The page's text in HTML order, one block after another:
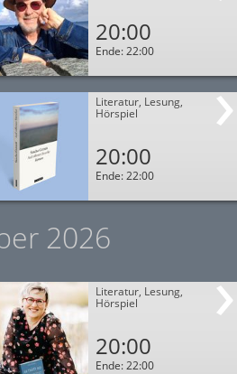
20:00
Ende: 22:00
Literatur, Lesung,
Hörspiel
20:00
Ende: 22:00
2026
Literatur, Lesung,
Hörspiel
20:00
Ende: 22:00